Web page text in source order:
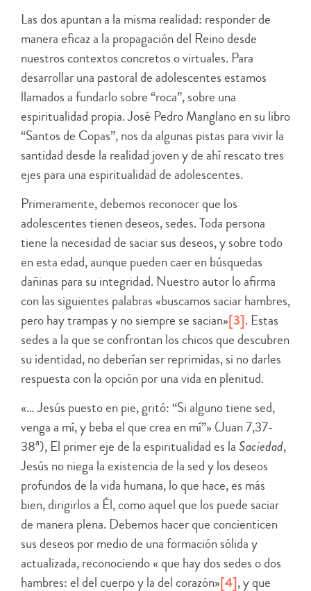
Las dos apuntan a la misma realidad: responder de
manera eficaz a la propagación del Reino desde
nuestros contextos concretos o virtuales. Para
desarrollar una pastoral de adolescentes estamos
llamados a fundarlo sobre “roca”, sobre una
espiritualidad propia. José Pedro Manglano en su libro
“Santos de Copas”, nos da algunas pistas para vivir la
santidad desde la realidad joven y de ahí rescato tres
ejes para una espiritualidad de adolescentes.
Primeramente, debemos reconocer que los
adolescentes tienen deseos, sedes. Toda persona
tiene la necesidad de saciar sus deseos, y sobre todo
en esta edad, aunque pueden caer en búsquedas
dañinas para su integridad. Nuestro autor lo afirma
con las siguientes palabras «buscamos saciar hambres,
pero hay trampas y no siempre se sacian»[3]. Estas
sedes a la que se confrontan los chicos que descubren
su identidad, no deberían ser reprimidas, si no darles
respuesta con la opción por una vida en plenitud.
«… Jesús puesto en pie, gritó: “Si alguno tiene sed,
venga a mí, y beba el que crea en mí”» (Juan 7,37-
38ª), El primer eje de la espiritualidad es laSaciedad,
Jesús no niega la existencia de la sed y los deseos
profundos de la vida humana, lo que hace, es más
bien, dirigirlos a Él, como aquel que los puede saciar
de manera plena. Debemos hacer que concienticen
sus deseos por medio de una formación sólida y
actualizada, reconociendo « que hay dos sedes o dos
hambres: el del cuerpo y la del corazón»[4], y que